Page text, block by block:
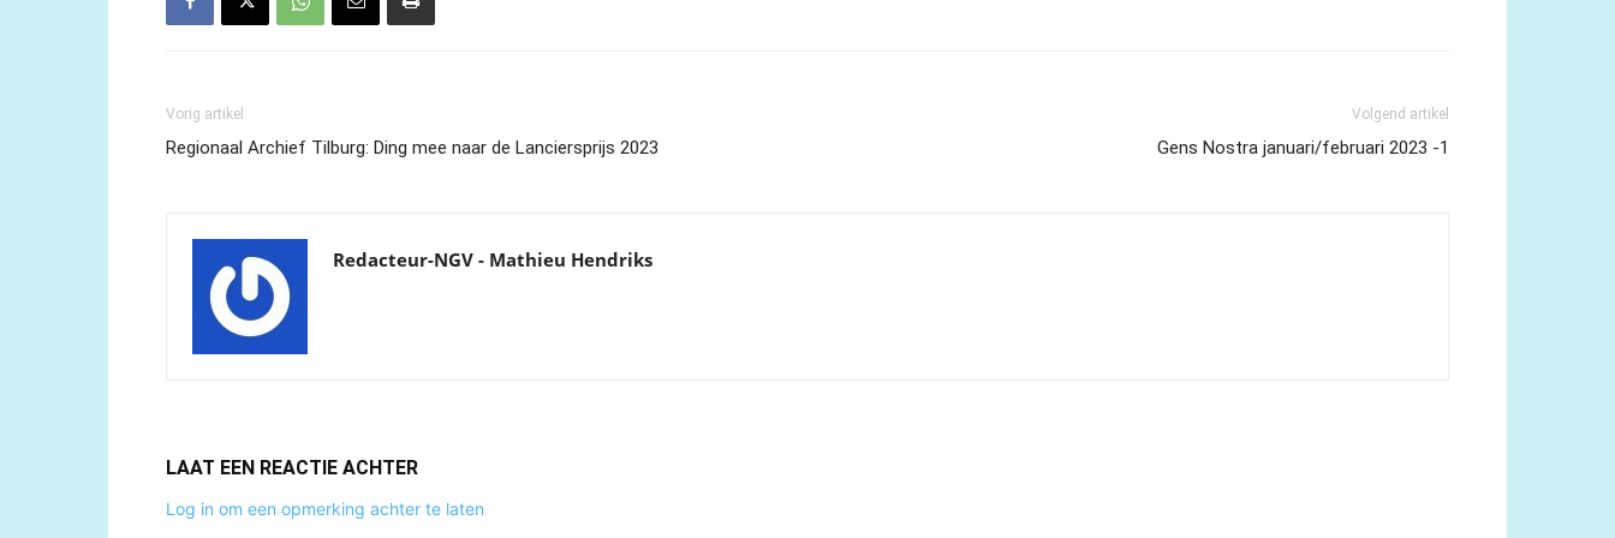
Vorig artikel
Regionaal Archief Tilburg: Ding mee naar de Lanciersprijs 2023
Volgend artikel
Gens Nostra januari/februari 2023 -1
Redacteur-NGV - Mathieu Hendriks
LAAT EEN REACTIE ACHTER
Log in om een opmerking achter te laten